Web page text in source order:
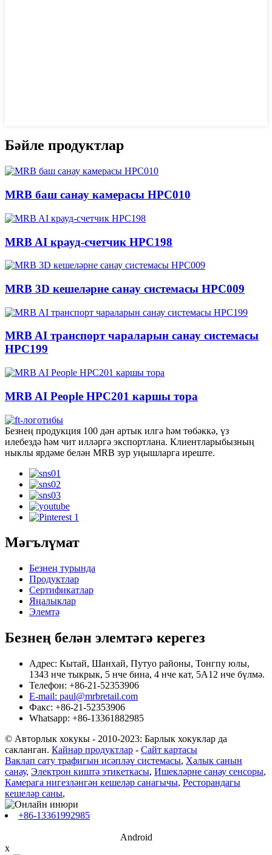
Бәйле продуктлар
MRB баш санау камерасы HPC010
MRB AI крауд-счетчик HPC198
MRB 3D кешеләрне санау системасы HPC009
MRB AI транспорт чараларын санау системасы
HPC199
MRB AI People HPC201 каршы тора
Безнең продукция 100 дән артык илгә һәм төбәккә, үз
илебездә һәм чит илләргә экспортлана. Клиентларыбызның
ныклы ярдәме белән MRB зур уңышларга иреште.
Мәгълүмат
Безнең турында
Продуктлар
Сертификатлар
Яңалыклар
Элемтә
Безнең белән элемтәгә керегез
Адрес: Кытай, Шанхай, Путуо районы, Тонгпу юлы,
1343 нче тыкрык, 5 нче бина, 4 нче кат, 5А12 нче бүлмә.
Телефон: +86-21-52353906
E-mail: paul@mrbretail.com
Факс: +86-21-52353906
Whatsapp: +86-13361882985
© Авторлык хокукы - 2010-2023: Барлык хокуклар да
сакланган. Кайнар продуктлар - Сайт картасы
Ваклап сату трафигын исәпләү системасы, Халык санын
санау, Электрон киштә этикеткасы, Ишекләрне санау сенсоры,
Камерага нигезләнгән кешеләр санагычы, Ресторандагы
кешеләр саны,
+86-13361992985
Android
x